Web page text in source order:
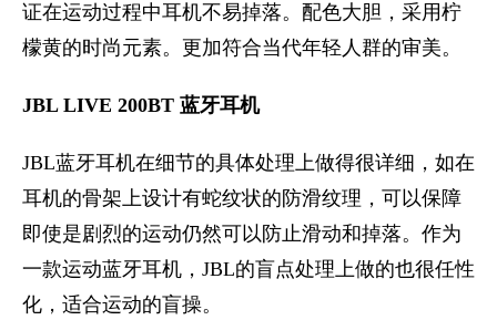
证在运动过程中耳机不易掉落。配色大胆，采用柠
檬黄的时尚元素。更加符合当代年轻人群的审美。
JBL LIVE 200BT 蓝牙耳机
JBL蓝牙耳机在细节的具体处理上做得很详细，如在
耳机的骨架上设计有蛇纹状的防滑纹理，可以保障
即使是剧烈的运动仍然可以防止滑动和掉落。作为
一款运动蓝牙耳机，JBL的盲点处理上做的也很任性
化，适合运动的盲操。